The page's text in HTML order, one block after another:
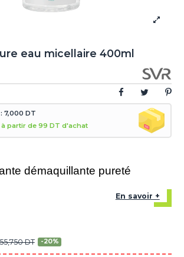
eau micellaire 400ml
7,000 DT
partir de 99 DT d'achat
démaquillante pureté
En savoir +
DT -20%